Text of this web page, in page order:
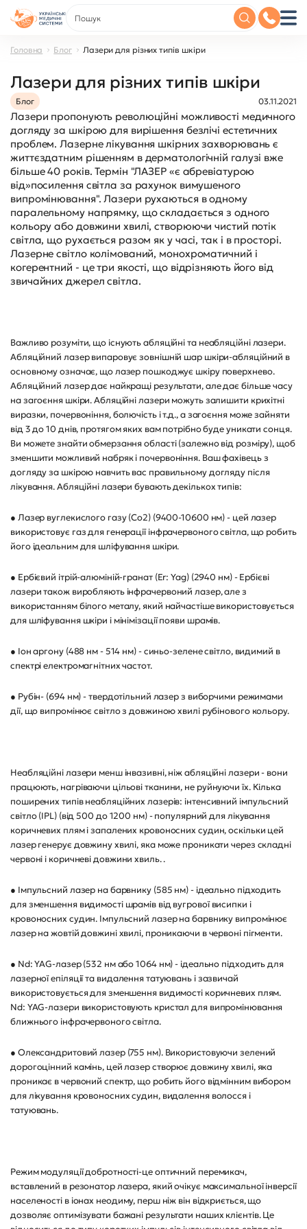
Головна Блог Лазери для різних типів шкіри
Лазери для різних типів шкіри
Блог 03.11.2021
Лазери пропонують революційні можливості медичного
догляду за шкірою для вирішення безлічі естетичних
проблем. Лазерне лікування шкірних захворювань є
життєздатним рішенням в дерматологічній галузі вже
більше 40 років. Термін "ЛАЗЕР «є абревіатурою
від»посилення світла за рахунок вимушеного
випромінювання". Лазери рухаються в одному
паралельному напрямку, що складається з одного
кольору або довжини хвилі, створюючи чистий потік
світла, що рухається разом як у часі, так і в просторі.
Лазерне світло колімований, монохроматичний і
когерентний - це три якості, що відрізняють його від
звичайних джерел світла.
Важливо розуміти, що існують абляційні та неабляційні лазери.
Абляційний лазер випаровує зовнішній шар шкіри-абляційний в
основному означає, що лазер пошкоджує шкіру поверхнево.
Абляційний лазер дає найкращі результати, але дає більше часу
на загоєння шкіри. Абляційні лазери можуть залишити крихітні
виразки, почервоніння, болючість і т.д., а загоєння може зайняти
від 3 до 10 днів, протягом яких вам потрібно буде уникати сонця.
Ви можете знайти обмерзання області (залежно від розміру), щоб
зменшити можливий набряк і почервоніння. Ваш фахівець з
догляду за шкірою навчить вас правильному догляду після
лікування. Абляційні лазери бувають декількох типів:
● Лазер вуглекислого газу (Co2) (9400-10600 нм) - цей лазер
використовує газ для генерації інфрачервоного світла, що робить
його ідеальним для шліфування шкіри.
● Ербієвий ітрій-алюміній-гранат (Er: Yag) (2940 нм) - Ербієві
лазери також виробляють інфрачервоний лазер, але з
використанням білого металу, який найчастіше використовується
для шліфування шкіри і мінімізації появи шрамів.
● Іон аргону (488 нм - 514 нм) - синьо-зелене світло, видимий в
спектрі електромагнітних частот.
● Рубін- (694 нм) - твердотільний лазер з виборчими режимами
дії, що випромінює світло з довжиною хвилі рубінового кольору.
Неабляційні лазери менш інвазивні, ніж абляційні лазери - вони
працюють, нагріваючи цільові тканини, не руйнуючи їх. Кілька
поширених типів неабляційних лазерів: інтенсивний імпульсний
світло (IPL) (від 500 до 1200 нм) - популярний для лікування
коричневих плям і запалених кровоносних судин, оскільки цей
лазер генерує довжину хвилі, яка може проникати через складні
червоні і коричневі довжини хвиль. .
● Імпульсний лазер на барвнику (585 нм) - ідеально підходить
для зменшення видимості шрамів від вугрової висипки і
кровоносних судин. Імпульсний лазер на барвнику випромінює
лазер на жовтій довжині хвилі, проникаючи в червоні пігменти.
● Nd: YAG-лазер (532 нм або 1064 нм) - ідеально підходить для
лазерної епіляції та видалення татуювань і зазвичай
використовується для зменшення видимості коричневих плям.
Nd: YAG-лазери використовують кристал для випромінювання
ближнього інфрачервоного світла.
● Олександритовий лазер (755 нм). Використовуючи зелений
дорогоцінний камінь, цей лазер створює довжину хвилі, яка
проникає в червоний спектр, що робить його відмінним вибором
для лікування кровоносних судин, видалення волосся і
татуювань.
Режим модуляції добротності-це оптичний перемикач,
вставлений в резонатор лазера, який очікує максимальної інверсії
населеності в іонах неодиму, перш ніж він відкриється, що
дозволяє оптимізувати бажані результати наших клієнтів. Це